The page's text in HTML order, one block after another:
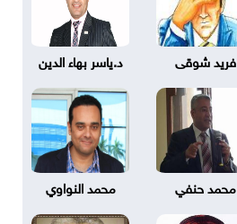
فريد شوقى د.ياسر بهاء الدين
محمد حنفي محمد النواوي